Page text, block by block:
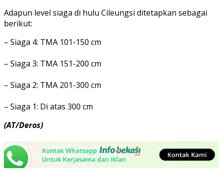
Adapun level siaga di hulu Cileungsi ditetapkan sebagai
berikut:
– Siaga 4: TMA 101-150 cm
– Siaga 3: TMA 151-200 cm
– Siaga 2: TMA 201-300 cm
– Siaga 1: Di atas 300 cm
(AT/Deros)